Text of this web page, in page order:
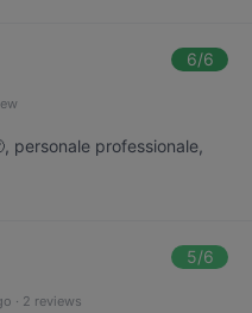
6/6
personale professionale,
5/6
· 2 reviews